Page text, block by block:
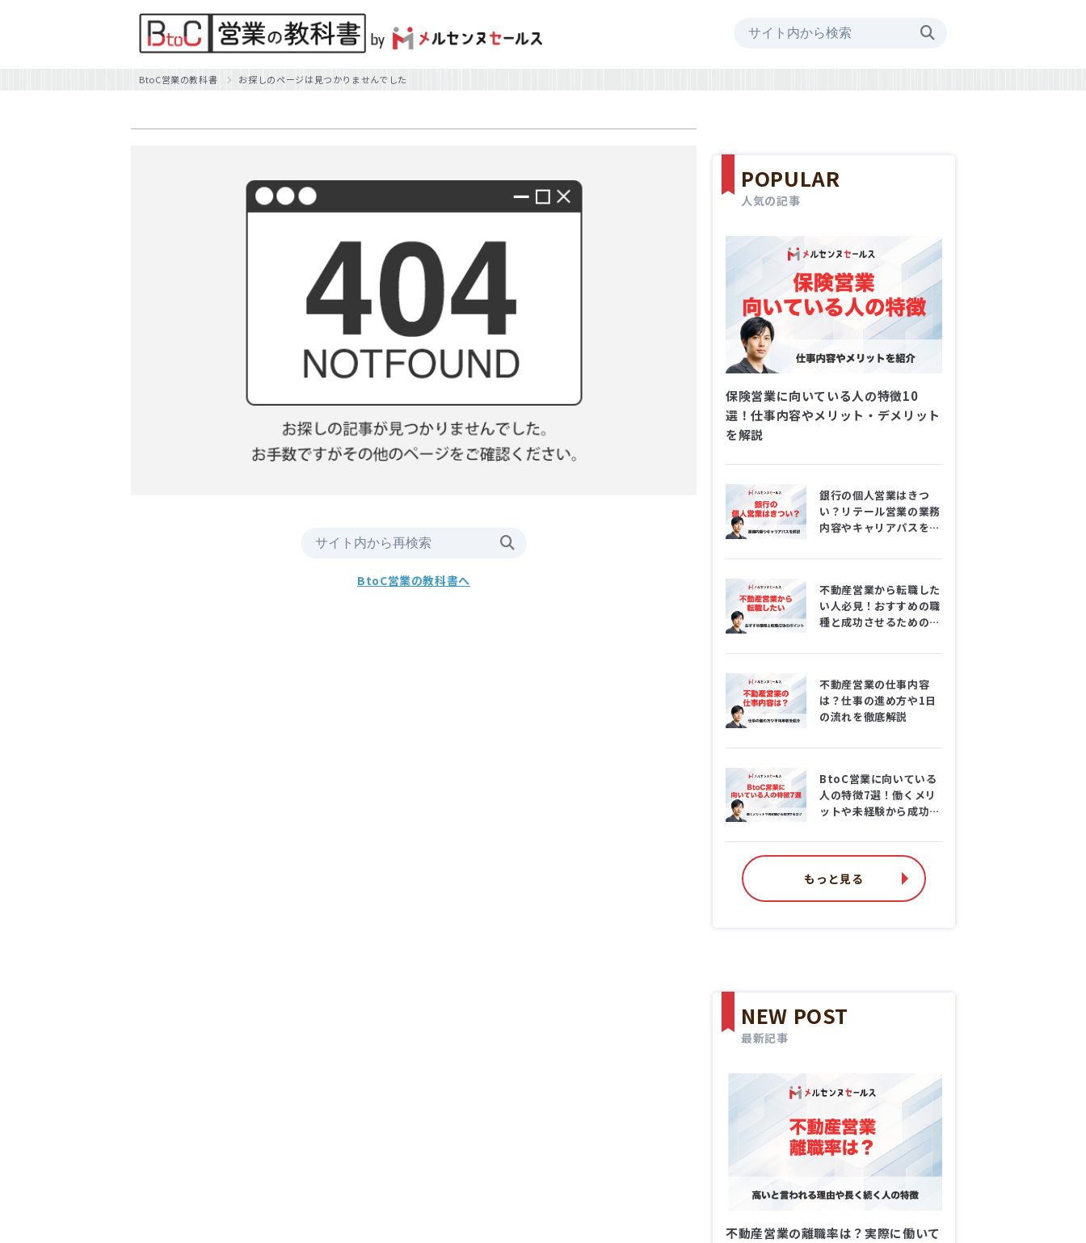
BtoC営業の教科書 お探しのページは見つかりませんでした
BtoC営業の教科書へ
POPULAR
保険営業に向いている人の特徴10
選！仕事内容やメリット・デメリット
を解説
銀行の個人営業はきつ
い？リテール営業の業務
内容やキャリアパスを徹
不動産営業から転職した
い人必見！おすすめの職
種と成功させるためのポ
不動産営業の仕事内容
は？仕事の進め方や1日
の流れを徹底解説
BtoC営業に向いている
人の特徴7選！働くメリ
ットや未経験から成功す
もっと見る
NEW POST
不動産営業の離職率は？実際に働いて